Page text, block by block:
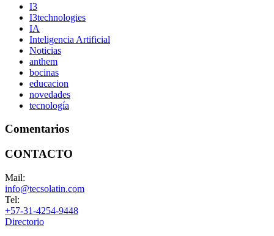
I3
I3technologies
IA
Inteligencia Artificial
Noticias
anthem
bocinas
educacion
novedades
tecnología
Comentarios
CONTACTO
Mail:
info@tecsolatin.com
Tel:
+57-31-4254-9448
Directorio